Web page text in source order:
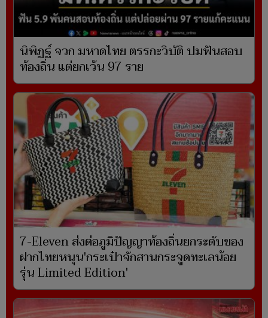
นิพิฏฐ์ จวก มหาดไทย ตรรกะวิบัติ ปมฟันสอบ
ท้องถิ่น แต่ยกเว้น 97 ราย
7-Eleven ส่งต่อภูมิปัญญาท้องถิ่นยกระดับของ
ฝากไทยหนุน'กระเป๋าจักสานกระจูดทะเลน้อย
รุ่น Limited Edition'